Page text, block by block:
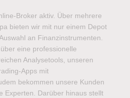
Broker aktiv. Über mehrere
bieten wir mit nur einem Depot
an Finanzinstrumenten.
eine professionelle
Analysetools, unseren
Apps mit
bekommen unsere Kunden
Experten. Darüber hinaus stellt